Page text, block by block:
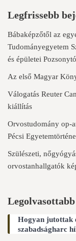
Legfrissebb
Bábaképzőtől az
Tudományegyetem
és épületei
Az első Magyar
Válogatás Reuter
kiállítás
Orvostudomány op-
Pécsi
Szülészeti,
orvostanhallgatók
Hogyan jutottak
szabadságharc